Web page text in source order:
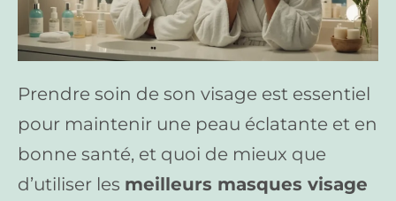
Prendre soin de son visage est essentiel
pour maintenir une peau éclatante et en
bonne santé, et quoi de mieux que
d’utiliser les meilleurs masques visage